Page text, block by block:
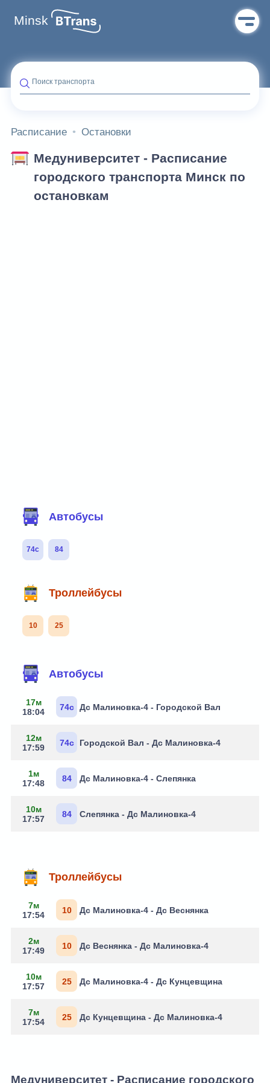
Minsk
Поиск транспорта
Расписание Остановки
Медуниверситет - Расписание
городского транспорта Минск по
остановкам
Автобусы
74с 84
Троллейбусы
10 25
Автобусы
17м
18:04
74с Дс Малиновка-4 - Городской Вал
12м
17:59
74с Городской Вал - Дс Малиновка-4
1м
17:48
84 Дс Малиновка-4 - Слепянка
10м
17:57
84 Слепянка - Дс Малиновка-4
Троллейбусы
7м
17:54
10 Дс Малиновка-4 - Дс Веснянка
2м
17:49
10 Дс Веснянка - Дс Малиновка-4
10м
17:57
25 Дс Малиновка-4 - Дс Кунцевщина
7м
17:54
25 Дс Кунцевщина - Дс Малиновка-4
Медуниверситет - Расписание городского